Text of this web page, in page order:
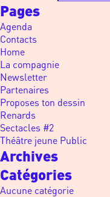
Pages
Agenda
Contacts
Home
La compagnie
Newsletter
Partenaires
Proposes ton dessin
Renards
Sectacles #2
Théâtre jeune Public
Archives
Catégories
Aucune catégorie